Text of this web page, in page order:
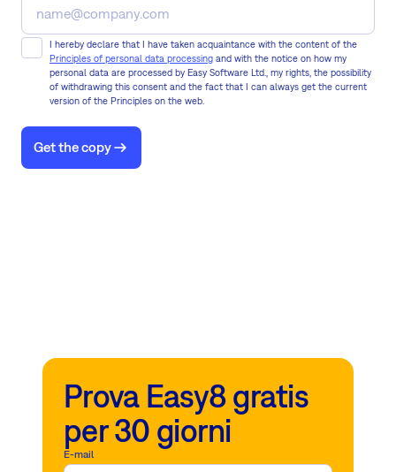
I hereby declare that I have taken acquaintance with the content of the
Principles of personal data processing and with the notice on how my
personal data are processed by Easy Software Ltd., my rights, the possibility
of withdrawing this consent and the fact that I can always get the current
version of the Principles on the web.
Get the copy
Prova Easy8 gratis
per 30 giorni
E-mail